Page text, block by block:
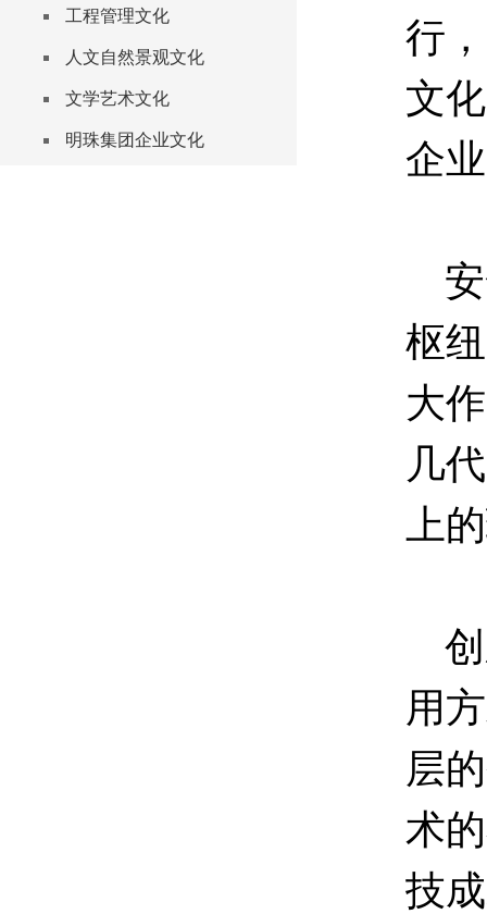
工程管理文化
人文自然景观文化
文学艺术文化
明珠集团企业文化
行
文
企
安
枢
大
几
上
创
用
层
术
技